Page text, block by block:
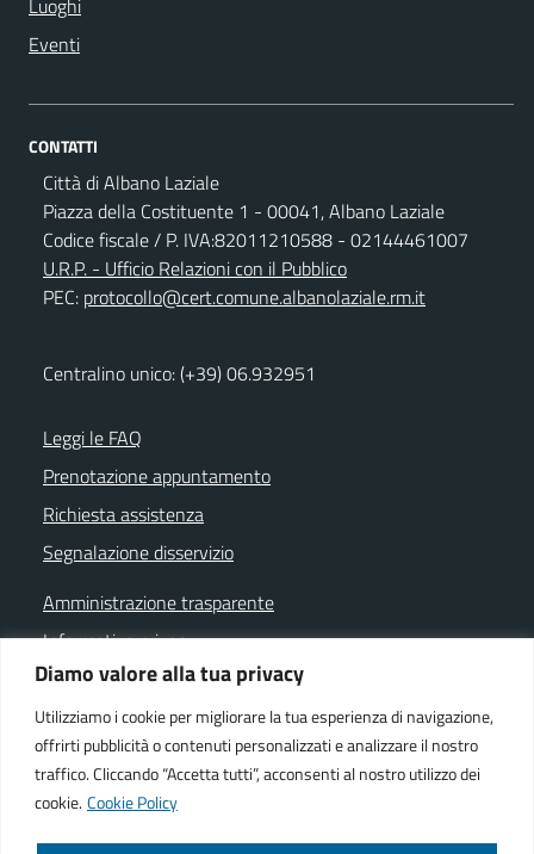
Diamo valore alla tua privacy
Utilizziamo i cookie per migliorare la tua esperienza di navigazione,
offrirti pubblicità o contenuti personalizzati e analizzare il nostro
traffico. Cliccando “Accetta tutti”, acconsenti al nostro utilizzo dei
cookie. Cookie Policy
Eventi
CONTATTI
Città di Albano Laziale
Piazza della Costituente 1 - 00041, Albano Laziale
Codice fiscale / P. IVA:82011210588 - 02144461007
U.R.P. - Ufficio Relazioni con il Pubblico
PEC: protocollo@cert.comune.albanolaziale.rm.it
Centralino unico: (+39) 06.932951
Leggi le FAQ
Prenotazione appuntamento
Richiesta assistenza
Segnalazione disservizio
Amministrazione trasparente
Informativa privacy
Note legali
Dichiarazione di accessibilità
Cookie policy